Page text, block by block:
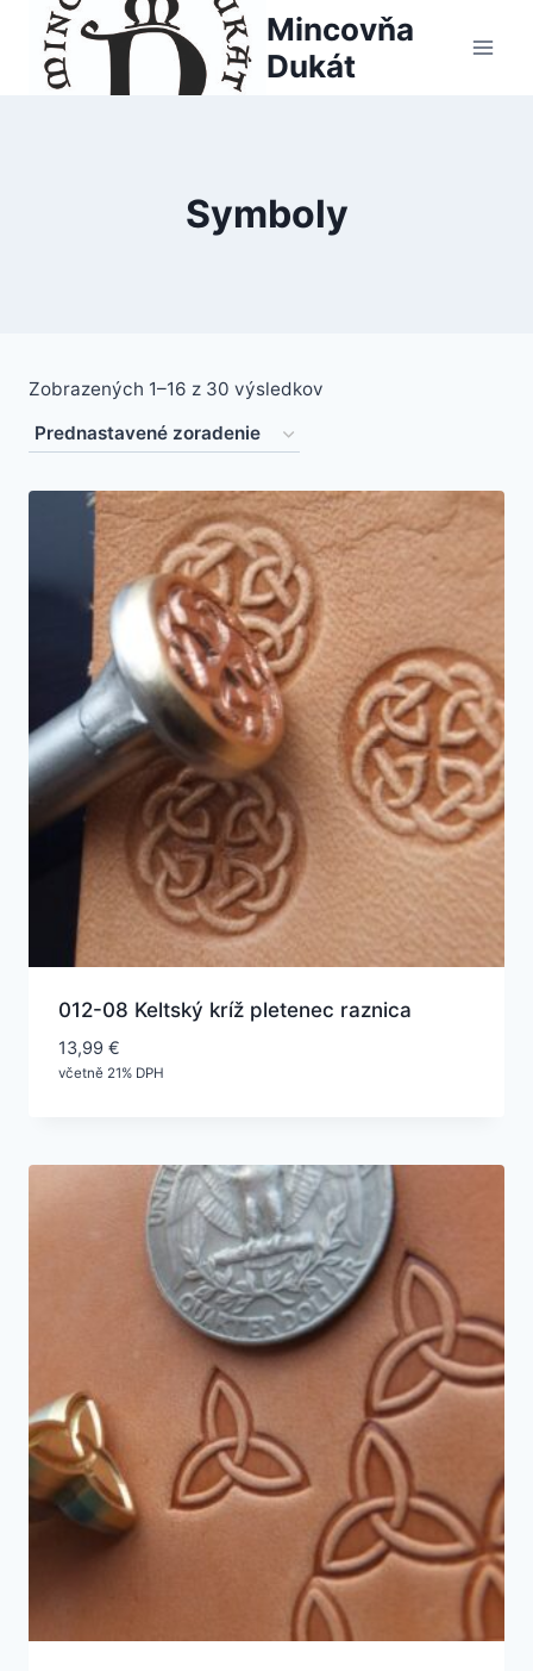
content
Mincovňa
Dukát
Symboly
Zobrazených 1–16 z 30 výsledkov
012-08 Keltský kríž pletenec raznica
13,99 €
včetně 21% DPH